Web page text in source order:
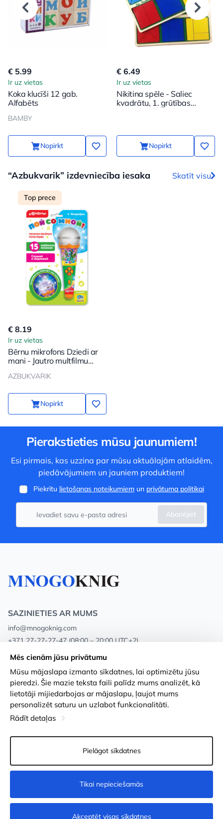
Nav pieejams
€ 5.99
Ir uz vietas
Koka klucīši 12 gab.
Alfabēts
BAMBY
Nopirkt
€ 6.49
Ir uz vietas
Nikitina spēle - Saliec
kvadrātu, 1. grūtības
Nopirkt
“Azbukvarik” izdevniecība iesaka Skatīt visu
Top prece
€ 8.19
Ir uz vietas
Bērnu mikrofons Dziedi ar
mani - Jautro multfilmu
AZBUKVARIK
Nopirkt
Pierakstieties mūsu jaunumiem!
Esi pirmais, kas uzzina par mūsu aktuālajām atlaidēm,
piedāvājumiem un jauniem produktiem!
Piekrītu lietošanas noteikumiemun privātuma politikai
Abonējiet
SAZINIETIES AR MUMS
info@mnogoknig.com
+371 27-27-27-47 (08:00 – 20:00 UTC+2)
Rīga, Augusta Deglava 69d, LV-1082
Par mums
Veikali
Apmaksa un piegāde
Loayalitātes kartes
Vairumtirdzniecības pircējiem
Privātuma politika
Noteikumi un nosacījumi
Preču atgriešanās
Sīkdatņu iestatījumi
Mēs cienām jūsu privātumu
Mūsu mājaslapa izmanto sīkdatnes, lai optimizētu jūsu
pieredzi. Šie mazie teksta faili palīdz mums analizēt, kā
lietotāji mijiedarbojas ar mājaslapu, ļaujot mums
personalizēt saturu un uzlabot funkcionalitāti.
Rādīt detaļas
Pielāgot sīkdatnes
Tikai nepieciešamās
Akceptēt visas sīkdatnes